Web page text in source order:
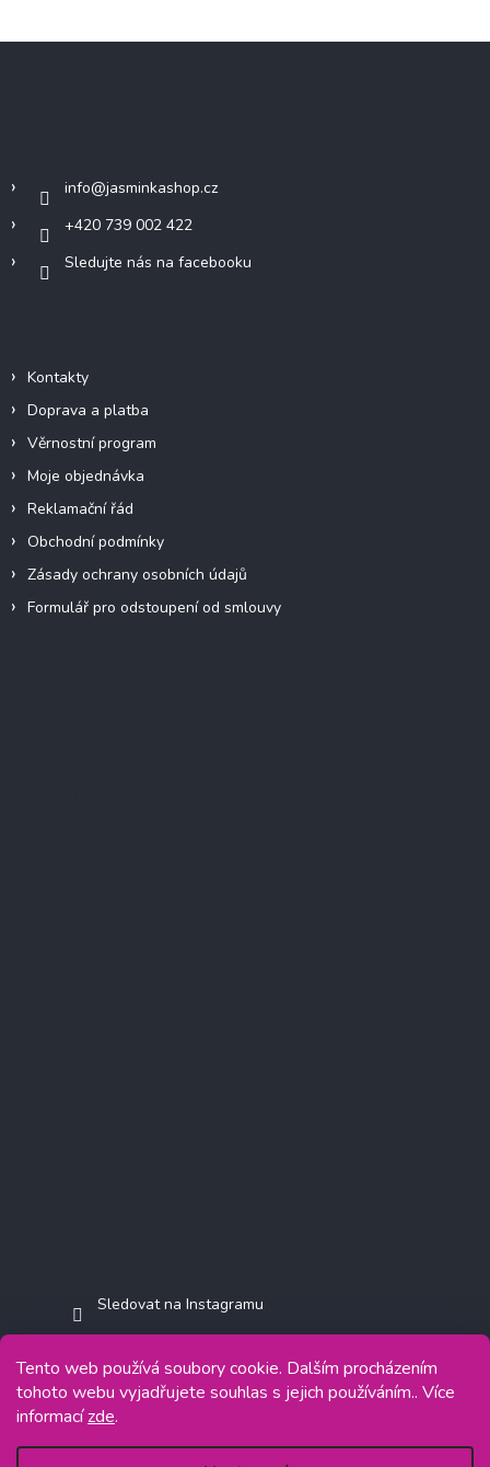
Tento web používá soubory cookie. Dalším procházením
tohoto webu vyjadřujete souhlas s jejich používáním.. Více
informacízde.
info@jasminkashop.cz
+420 739 002 422
Sledujte nás na facebooku
Kontakty
Doprava a platba
Věrnostní program
Moje objednávka
Reklamační řád
Obchodní podmínky
Zásady ochrany osobních údajů
Formulář pro odstoupení od smlouvy
Sledovat na Instagramu
Copyright 2026